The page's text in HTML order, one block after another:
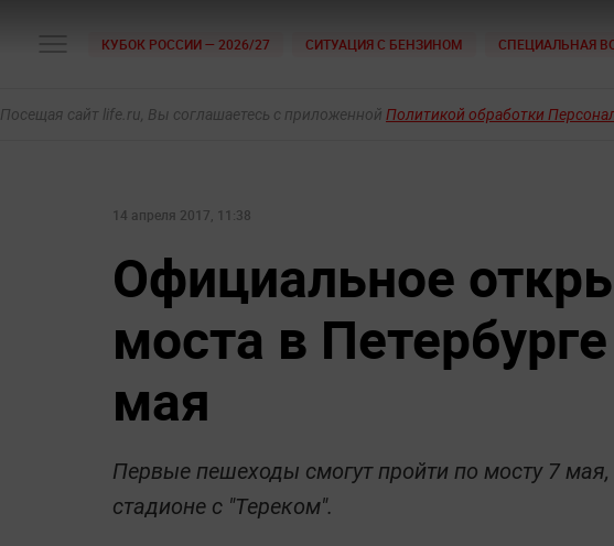
КУБОК РОССИИ — 2026/27 СИТУАЦИЯ С БЕНЗИНОМ СПЕЦИАЛЬНАЯ
Посещая сайт life.ru, Вы соглашаетесь с приложенной Политикой обработки
14 апреля 2017, 11:38
Официальное
моста в
мая
Первые пешеходы смогут пройти по мосту 7
стадионе с "Тереком".